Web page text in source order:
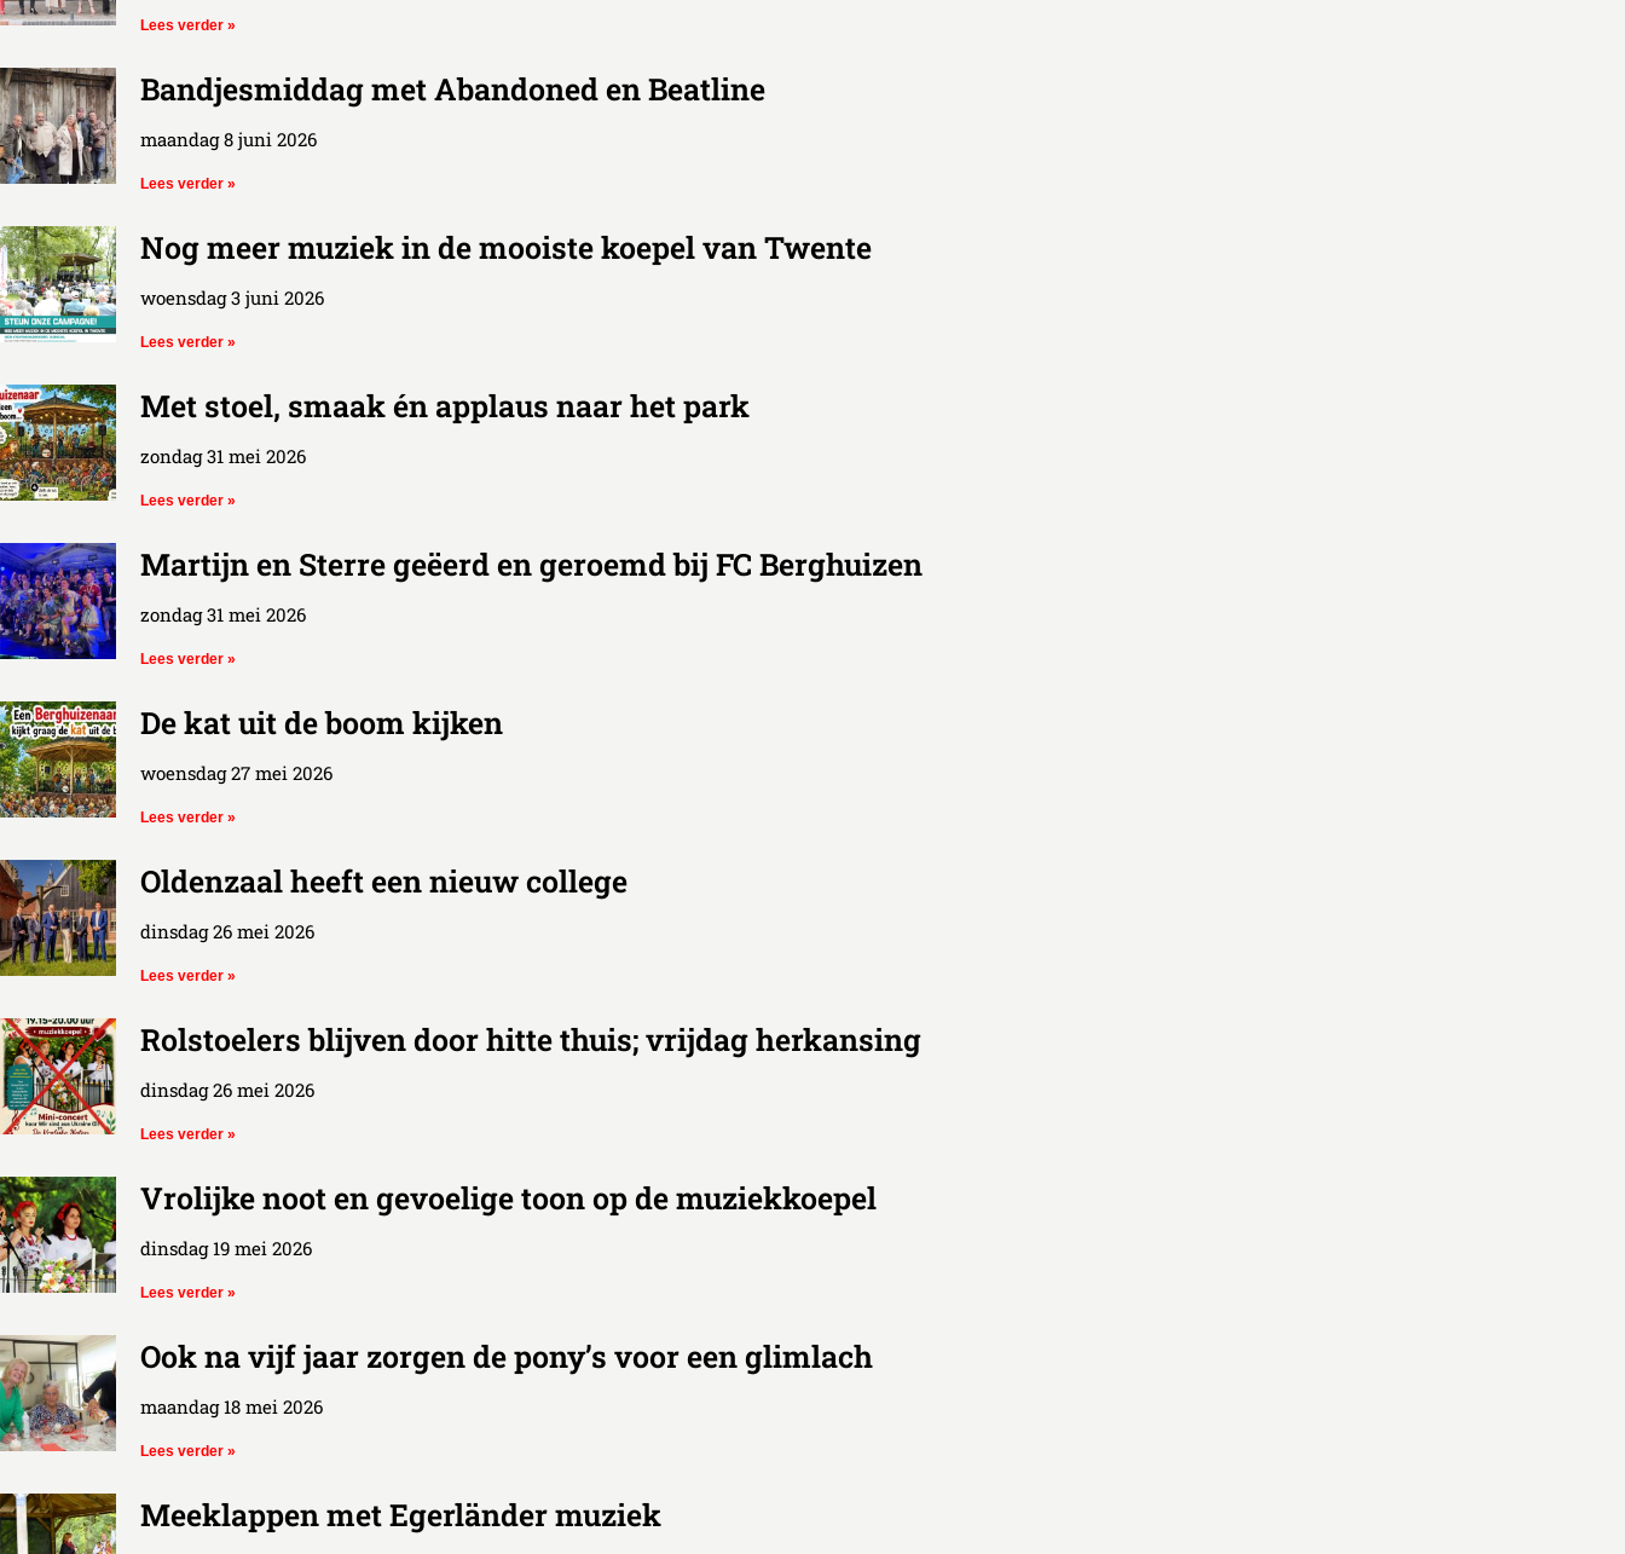
Lees verder »
Bandjesmiddag met Abandoned en Beatline
maandag 8 juni 2026
Lees verder »
Nog meer muziek in de mooiste koepel van Twente
woensdag 3 juni 2026
Lees verder »
Met stoel, smaak én applaus naar het park
zondag 31 mei 2026
Lees verder »
Martijn en Sterre geëerd en geroemd bij FC Berghuizen
zondag 31 mei 2026
Lees verder »
De kat uit de boom kijken
woensdag 27 mei 2026
Lees verder »
Oldenzaal heeft een nieuw college
dinsdag 26 mei 2026
Lees verder »
Rolstoelers blijven door hitte thuis; vrijdag herkansing
dinsdag 26 mei 2026
Lees verder »
Vrolijke noot en gevoelige toon op de muziekkoepel
dinsdag 19 mei 2026
Lees verder »
Ook na vijf jaar zorgen de pony’s voor een glimlach
maandag 18 mei 2026
Lees verder »
Meeklappen met Egerländer muziek